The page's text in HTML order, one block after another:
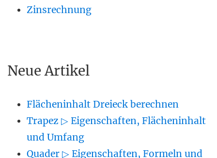
Zinsrechnung
Neue Artikel
Flächeninhalt Dreieck berechnen
Trapez ▷ Eigenschaften, Flächeninhalt
und Umfang
Quader ▷ Eigenschaften, Formeln und